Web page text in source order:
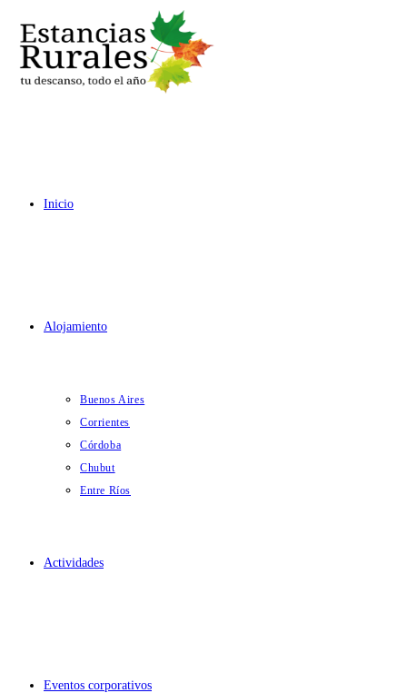
contenido
Inicio
Alojamiento
Buenos Aires
Corrientes
Córdoba
Chubut
Entre Ríos
Actividades
Eventos corporativos